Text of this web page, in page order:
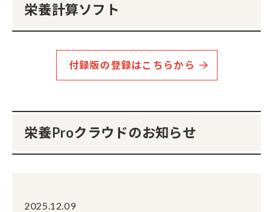
栄養計算ソフト
付録版の登録はこちらから
栄養Proクラウドのお知らせ
2025.12.09